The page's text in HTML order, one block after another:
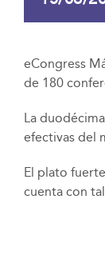
eCongress
de 180
La
efectivas del
El plato
cuenta con